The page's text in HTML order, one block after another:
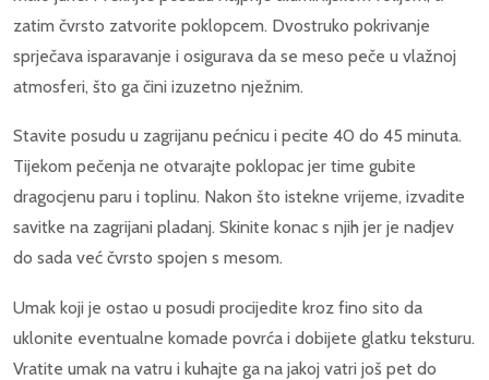
zatim čvrsto zatvorite poklopcem. Dvostruko pokrivanje
sprječava isparavanje i osigurava da se meso peče u vlažnoj
atmosferi, što ga čini izuzetno nježnim.
Stavite posudu u zagrijanu pećnicu i pecite 40 do 45 minuta.
Tijekom pečenja ne otvarajte poklopac jer time gubite
dragocjenu paru i toplinu. Nakon što istekne vrijeme, izvadite
savitke na zagrijani pladanj. Skinite konac s njih jer je nadjev
do sada već čvrsto spojen s mesom.
Umak koji je ostao u posudi procijedite kroz fino sito da
uklonite eventualne komade povrća i dobijete glatku teksturu.
Vratite umak na vatru i kuhajte ga na jakoj vatri još pet do